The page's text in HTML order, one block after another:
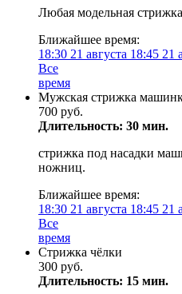
Любая модельная стрижка
Ближайшее время:
18:30 21 августа 18:45 21
Все
время
Мужская стрижка
700 руб.
Длительность: 30 мин.
стрижка под насадки
ножниц.
Ближайшее время:
18:30 21 августа 18:45 21
Все
время
Стрижка чёлки
300 руб.
Длительность: 15 мин.